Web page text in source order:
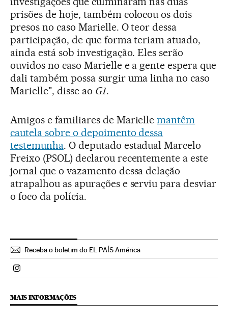
prisões de hoje, também colocou os dois
presos no caso Marielle. O teor dessa
participação, de que forma teriam atuado,
ainda está sob investigação. Eles serão
ouvidos no caso Marielle e a gente espera que
dali também possa surgir uma linha no caso
Marielle", disse ao G1.
Amigos e familiares de Mariellemantêm
cautela sobre o depoimento dessa
testemunha. O deputado estadual Marcelo
Freixo (PSOL) declarou recentemente a este
jornal que o vazamento dessa delação
atrapalhou as apurações e serviu para desviar
o foco da polícia.
Receba o boletim do EL PAÍS América
Politica El País Brasil en Instagram
MAIS INFORMAÇÕES